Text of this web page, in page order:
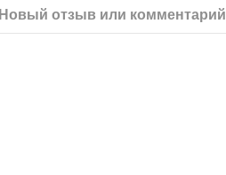
Новый отзыв или комментарий